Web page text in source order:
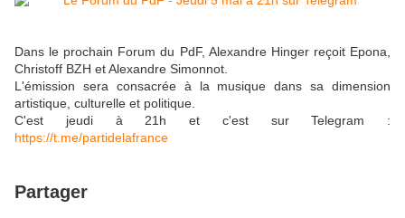
Dans le prochain Forum du PdF, Alexandre Hinger reçoit Epona,
Christoff BZH et Alexandre Simonnot.
L'émission sera consacrée à la musique dans sa dimension
artistique, culturelle et politique.
C'est jeudi à 21h et c'est sur Telegram :
https://t.me/partidelafrance
Partager